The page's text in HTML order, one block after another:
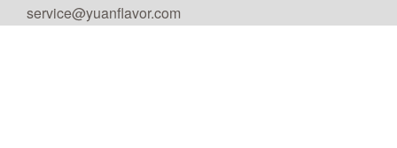
service@yuanflavor.com